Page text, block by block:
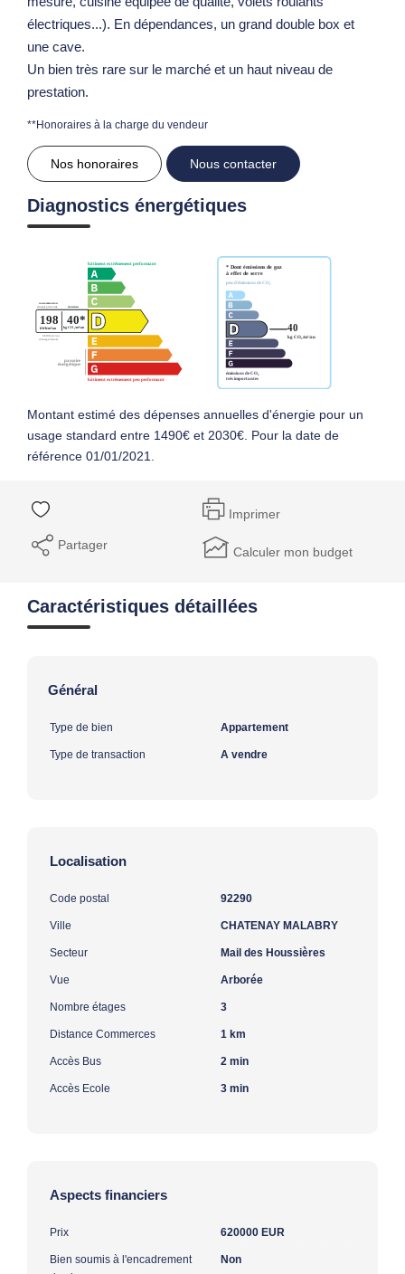
électriques...). En dépendances, un grand double box et
une cave.
Un bien très rare sur le marché et un haut niveau de
prestation.
**Honoraires à la charge du vendeur
Nos honoraires Nous contacter
Diagnostics énergétiques
Montant estimé des dépenses annuelles d'énergie pour un
usage standard entre 1490€ et 2030€. Pour la date de
référence 01/01/2021.
Imprimer
Partager Calculer mon budget
Caractéristiques détaillées
Général
Type de bien Appartement
Type de transaction A vendre
Localisation
Code postal 92290
Ville CHATENAY MALABRY
Secteur Mail des Houssières
Vue Arborée
Nombre étages 3
Distance Commerces 1 km
Accès Bus 2 min
Accès Ecole 3 min
Aspects financiers
Prix 620000 EUR
Bien soumis à l'encadrement
Non